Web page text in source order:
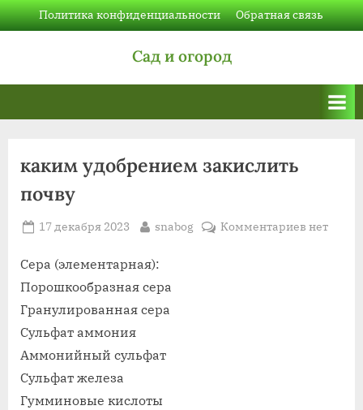
Skip
to
Политика конфиденциальности Обратная связь
Сад и огород
каким удобрением закислить
почву
Posted
17 декабря 2023 By
snabog Комментариевкнет
Сера (элементарная):
Порошкообразная сера
Гранулированная сера
Сульфат аммония
Аммонийный сульфат
Сульфат железа
Гумминовые кислоты